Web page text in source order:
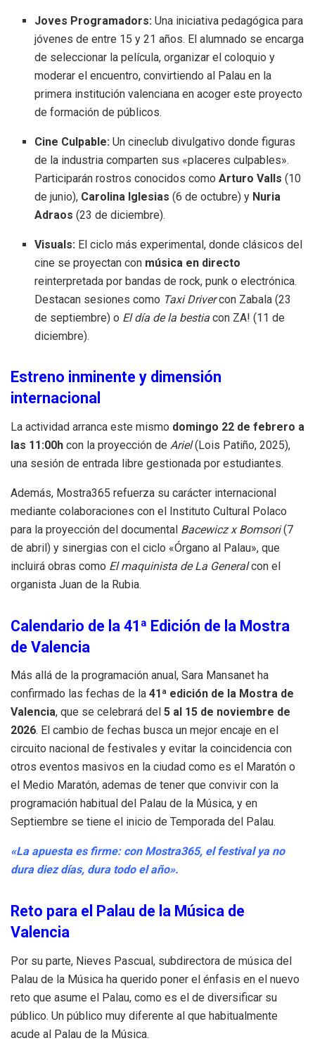
Joves Programadors: Una iniciativa pedagógica para
jóvenes de entre 15 y 21 años. El alumnado se encarga
de seleccionar la película, organizar el coloquio y
moderar el encuentro, convirtiendo al Palau en la
primera institución valenciana en acoger este proyecto
de formación de públicos.
Cine Culpable: Un cineclub divulgativo donde figuras
de la industria comparten sus «placeres culpables».
Participarán rostros conocidos comoArturo Valls (10
de junio), Carolina Iglesias (6 de octubre) y Nuria
Adraos (23 de diciembre).
Visuals: El ciclo más experimental, donde clásicos del
cine se proyectan con música en directo
reinterpretada por bandas de rock, punk o electrónica.
Destacan sesiones como Taxi Drivercon Zabala (23
de septiembre) o El día de la bestia con ZA! (11 de
diciembre).
Estreno inminente y dimensión
internacional
La actividad arranca este mismo domingo 22 de febrero a
las 11:00h con la proyección de Ariel(Lois Patiño, 2025),
una sesión de entrada libre gestionada por estudiantes.
Además, Mostra365 refuerza su carácter internacional
mediante colaboraciones con el Instituto Cultural Polaco
para la proyección del documental Bacewicz x Bomsori(7
de abril) y sinergias con el ciclo «Órgano al Palau», que
incluirá obras como El maquinista de La Generalcon el
organista Juan de la Rubia.
Calendario de la 41ª Edición de la Mostra
de Valencia
Más allá de la programación anual, Sara Mansanet ha
confirmado las fechas de la 41ª edición de la Mostra de
Valencia, que se celebrará del 5 al 15 de noviembre de
2026. El cambio de fechas busca un mejor encaje en el
circuito nacional de festivales y evitar la coincidencia con
otros eventos masivos en la ciudad como es el Maratón o
el Medio Maratón, ademas de tener que convivir con la
programación habitual del Palau de la Música, y en
Septiembre se tiene el inicio de Temporada del Palau.
«La apuesta es firme: con Mostra365, el festival ya no
dura diez días, dura todo el año».
Reto para el Palau de la Música de
Valencia
Por su parte, Nieves Pascual, subdirectora de música del
Palau de la Música ha querido poner el énfasis en el nuevo
reto que asume el Palau, como es el de diversificar su
público. Un público muy diferente al que habitualmente
acude al Palau de la Música.